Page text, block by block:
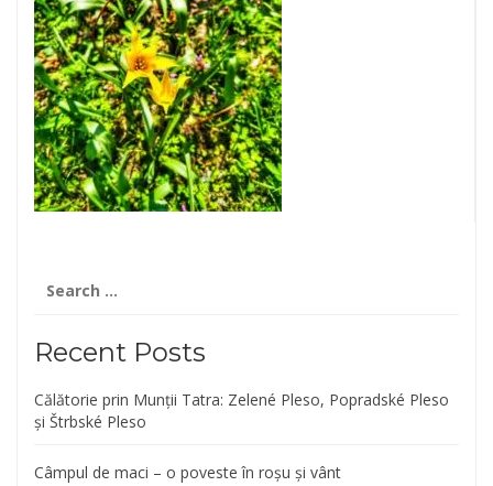
for:
Recent Posts
Călătorie prin Munții Tatra: Zelené Pleso, Popradské Pleso
și Štrbské Pleso
Câmpul de maci – o poveste în roșu și vânt